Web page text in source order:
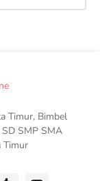
Timur, Bimbel
SMP SMA
Timur